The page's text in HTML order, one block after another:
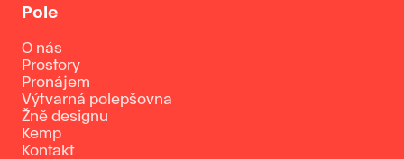
Pole
O nás
Prostory
Pronájem
Výtvarná polepšovna
Žně designu
Kemp
Kontakt